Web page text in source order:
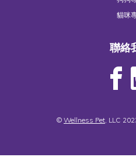
貓咪
聯絡
© Wellness Pet, LLC